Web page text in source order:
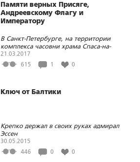
Памяти верных Присяге,
Андреевскому Флагу и
Императору
В Санкт-Петербурге, на территории
комплекса часовни храма Спаса-на-
Водах, помянули павших моряков
Российского Императорского Флота
21.03.2017
615
1 0
Ключ от Балтики
Крепко держал в своих руках адмирал
Эссен
30.05.2015
446
0 0